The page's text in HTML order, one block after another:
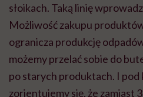
słoikach. Taką linię
Możliwość zakupu
ogranicza produkcję
możemy przelać sobie do
po starych produktach. I pod
zorientujemy się, że zamiast